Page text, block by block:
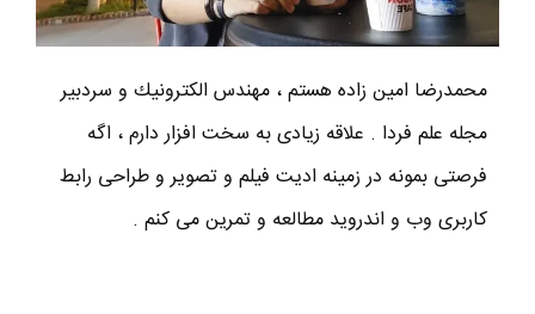
محمدرضا امين زاده هستم ، مهندس الكترونيك و سردبير
مجله علم فردا . علاقه زیادی به سخت افزار دارم ، اگه
فرصتی بمونه در زمینه ادیت فیلم و تصویر و طراحی رابط
کاربری وب و اندروید مطالعه و تمرین می کنم .